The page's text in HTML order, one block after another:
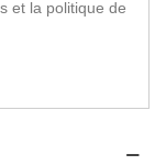
et la politique de